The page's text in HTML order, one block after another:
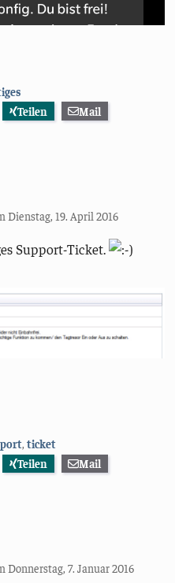
Teilen
Mail
Dienstag, 19. April 2016
Support-Ticket.
,ticket
Teilen
Mail
Donnerstag, 7. Januar 2016